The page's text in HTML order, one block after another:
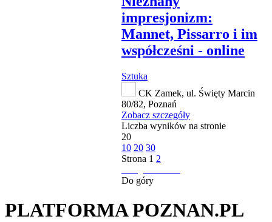
impresjonizm:
Mannet, Pissarro i im
współcześni - online
Sztuka
CK Zamek, ul. Święty Marcin
80/82, Poznań
Zobacz szczegóły
Liczba wyników na stronie
20
10 20 30
Strona 1 2
Do góry
PLATFORMA POZNAN.PL